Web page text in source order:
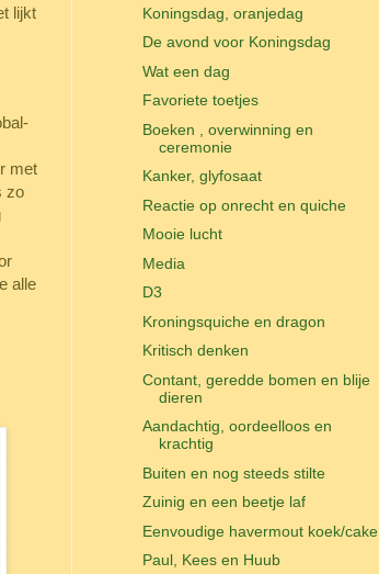
lijkt
met
zo
alle
Koningsdag, oranjedag
De avond voor Koningsdag
Wat een dag
Favoriete toetjes
Boeken , overwinning en
ceremonie
Kanker, glyfosaat
Reactie op onrecht en quiche
Mooie lucht
Media
D3
Kroningsquiche en dragon
Kritisch denken
Contant, geredde bomen en blije
dieren
Aandachtig, oordeelloos en
krachtig
Buiten en nog steeds stilte
Zuinig en een beetje laf
Eenvoudige havermout koek/cake
Paul, Kees en Huub